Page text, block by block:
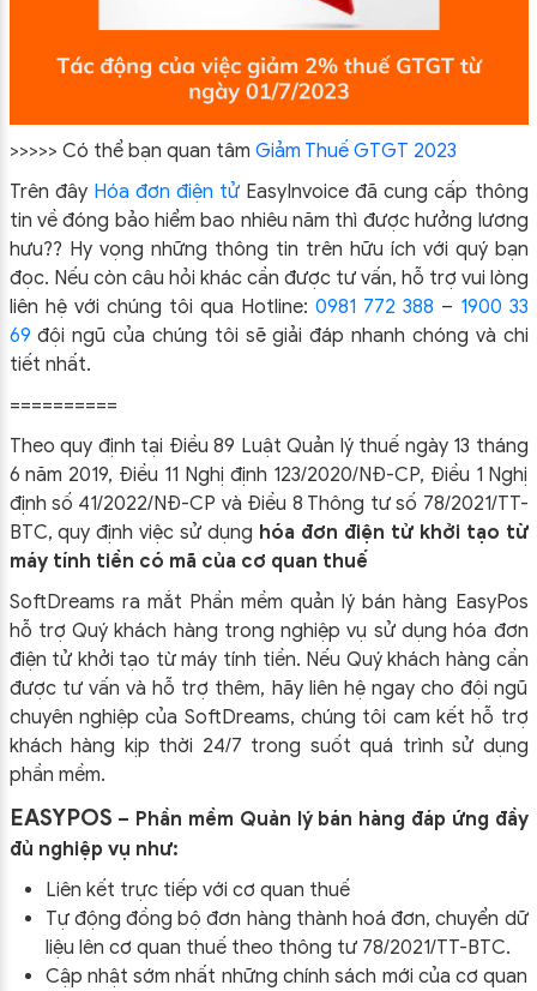
>>>>> Có thể bạn quan tâm Giảm Thuế GTGT 2023
Trên đây Hóa đơn điện tử EasyInvoice đã cung cấp thông
tin về đóng bảo hiểm bao nhiêu năm thì được hưởng lương
hưu?? Hy vọng những thông tin trên hữu ích với quý bạn
đọc. Nếu còn câu hỏi khác cần được tư vấn, hỗ trợ vui lòng
liên hệ với chúng tôi qua Hotline: 0981 772 388 – 1900 33
69 đội ngũ của chúng tôi sẽ giải đáp nhanh chóng và chi
tiết nhất.
==========
Theo quy định tại Điều 89 Luật Quản lý thuế ngày 13 tháng
6 năm 2019, Điều 11 Nghị định 123/2020/NĐ-CP, Điều 1 Nghị
định số 41/2022/NĐ-CP và Điều 8 Thông tư số 78/2021/TT-
BTC, quy định việc sử dụng hóa đơn điện tử khởi tạo từ
máy tính tiền có mã của cơ quan thuế
SoftDreams ra mắt Phần mềm quản lý bán hàng EasyPos
hỗ trợ Quý khách hàng trong nghiệp vụ sử dụnghóa đơn
điện tử khởi tạo từ máy tính tiền. Nếu Quý khách hàng cần
được tư vấn và hỗ trợ thêm, hãy liên hệ ngay cho đội ngũ
chuyên nghiệp của SoftDreams, chúng tôi cam kết hỗ trợ
khách hàng kịp thời 24/7 trong suốt quá trình sử dụng
phần mềm.
EASYPOS – Phần mềm Quản lý bán hàng đáp ứng đầy
đủ nghiệp vụ như:
Liên kết trực tiếp với cơ quan thuế
Tự động đồng bộ đơn hàng thành hoá đơn, chuyển dữ
liệu lên cơ quan thuế theo thông tư 78/2021/TT-BTC.
Cập nhật sớm nhất những chính sách mới của cơ quan